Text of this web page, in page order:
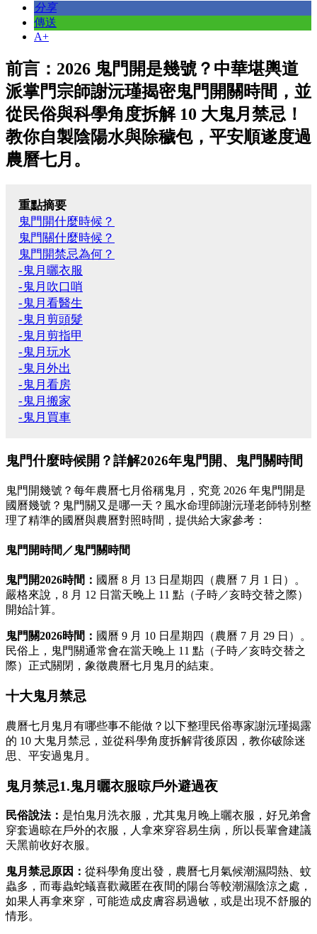
分享
傳送
A+
前言：2026 鬼門開是幾號？中華堪輿道
派掌門宗師謝沅瑾揭密鬼門開關時間，並
從民俗與科學角度拆解 10 大鬼月禁忌！
教你自製陰陽水與除穢包，平安順遂度過
農曆七月。
重點摘要
鬼門開什麼時候？
鬼門關什麼時候？
鬼門開禁忌為何？
-鬼月曬衣服
-鬼月吹口哨
-鬼月看醫生
-鬼月剪頭髮
-鬼月剪指甲
-鬼月玩水
-鬼月外出
-鬼月看房
-鬼月搬家
-鬼月買車
鬼門什麼時候開？詳解2026年鬼門開、鬼門關時間
鬼門開幾號？每年農曆七月俗稱鬼月，究竟 2026 年鬼門開是
國曆幾號？鬼門關又是哪一天？風水命理師謝沅瑾老師特別整
理了精準的國曆與農曆對照時間，提供給大家參考：
鬼門開時間／鬼門關時間
鬼門開2026時間： 國曆 8 月 13 日星期四（農曆 7 月 1 日）。
嚴格來說，8 月 12 日當天晚上 11 點（子時／亥時交替之際）
開始計算。
鬼門關2026時間： 國曆 9 月 10 日星期四（農曆 7 月 29 日）。
民俗上，鬼門關通常會在當天晚上 11 點（子時／亥時交替之
際）正式關閉，象徵農曆七月鬼月的結束。
十大鬼月禁忌
農曆七月鬼月有哪些事不能做？以下整理民俗專家謝沅瑾揭露
的 10 大鬼月禁忌，並從科學角度拆解背後原因，教你破除迷
思、平安過鬼月。
鬼月禁忌1.鬼月曬衣服晾戶外避過夜
民俗說法： 是怕鬼月洗衣服，尤其鬼月晚上曬衣服，好兄弟會
穿套過晾在戶外的衣服，人拿來穿容易生病，所以長輩會建議
天黑前收好衣服。
鬼月禁忌原因： 從科學角度出發，農曆七月氣候潮濕悶熱、蚊
蟲多，而毒蟲蛇蟻喜歡藏匿在夜間的陽台等較潮濕陰涼之處，
如果人再拿來穿，可能造成皮膚容易過敏，或是出現不舒服的
情形。